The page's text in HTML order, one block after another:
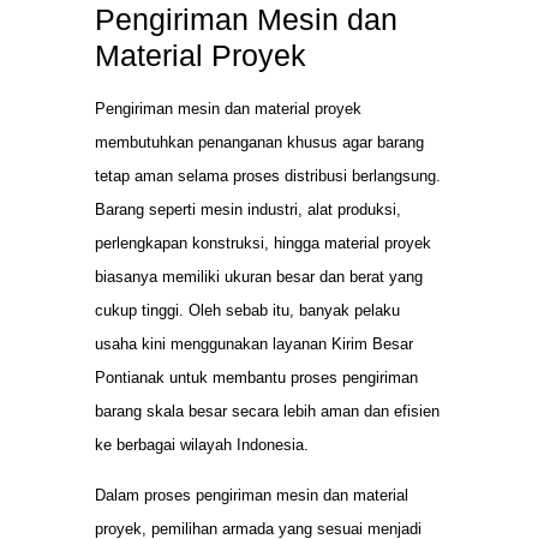
Pengiriman Mesin dan
Material Proyek
Pengiriman mesin dan material proyek
membutuhkan penanganan khusus agar barang
tetap aman selama proses distribusi berlangsung.
Barang seperti mesin industri, alat produksi,
perlengkapan konstruksi, hingga material proyek
biasanya memiliki ukuran besar dan berat yang
cukup tinggi. Oleh sebab itu, banyak pelaku
usaha kini menggunakan layanan Kirim Besar
Pontianak untuk membantu proses pengiriman
barang skala besar secara lebih aman dan efisien
ke berbagai wilayah Indonesia.
Dalam proses pengiriman mesin dan material
proyek, pemilihan armada yang sesuai menjadi